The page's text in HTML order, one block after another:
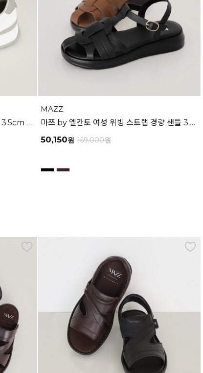
마쯔 by 엘칸토 남성 데이엔 스니커즈 3.5cm LCMS20M413
MAZZ
마쯔 by 엘칸토 여성 위빙 스트랩 경량 샌들 3.5cm LCWW53M626
50,150원 159,000원